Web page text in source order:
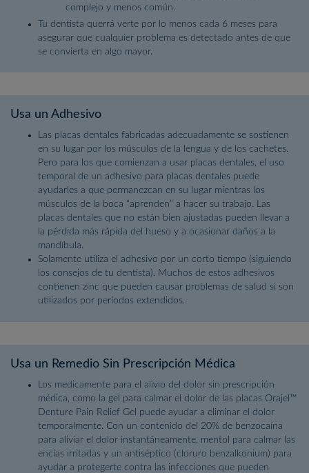
complejo y menos común.
Tu dentista querrá verte por lo menos cada 6 meses para
asegurar que cualquier problema es detectado antes de que
se convierta en algo mayor.
Usa un Adhesivo
Las placas dentales fabricadas adecuadamente se sostienen
en su lugar por los músculos de la lengua y de los cachetes.
Pero para los que comienzan a usar placas dentales, el uso
temporal de un adhesivo para placas dentales puede
ayudarles a que permanezcan en su lugar mientras los
músculos de la boca “aprenden” a hacer su trabajo. Las
placas dentales que no están bien ajustadas pueden llevar a
la pérdida más rápida del hueso y a ocasionar daños a la
mandíbula.
Solamente utiliza el adhesivo por un corto tiempo (siguiendo
los consejos de tu dentista). Muchos de estos adhesivos
contienen zinc que pueden causar problemas de salud si son
utilizados por períodos extendidos.
Usa un Remedio Sin Prescripción Médica
Los medicamente para el alivio del dolor sin prescripción
médica, como la gel para calmar el dolor de las placas Orajel™
Denture Pain Relief Gel puede ayudar a eliminar el dolor
temporalmente. Con un contenido del 20% de benzocaína
para aliviar el dolor instantáneamente, mentol para calmar las
encías irritadas y un antiséptico (cloruro benzalkonium) para
ayudar a protegerte contra las infecciones que pueden